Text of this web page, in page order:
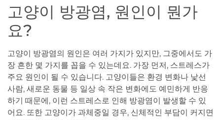
고양이 방광염, 원인이 뭔가
요?
고양이 방광염의 원인은 여러 가지가 있지만, 그중에서도 가
장 흔한 몇 가지를 꼽을 수 있는데요. 가장 먼저, 스트레스가
주요 원인이 될 수 있습니다. 고양이들은 환경 변화나 낯선
사람, 새로운 동물 등 일상 속 작은 변화에도 예민하게 반응
하기 때문에, 이런 스트레스로 인해 방광염이 발생할 수 있
어요. 또한 고양이가 과체중일 경우, 신체적인 부담이 커지면